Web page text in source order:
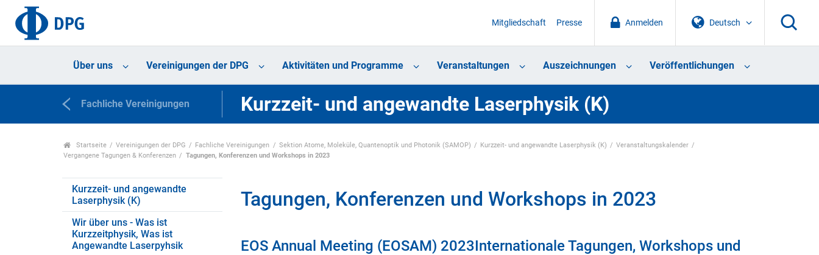
Deutsch
Anmelden
Mitgliedschaft Presse
Über uns Vereinigungen der DPG Aktivitäten und Programme Veranstaltungen Auszeichnungen Veröffentlichungen
Fachliche Vereinigungen Kurzzeit- und angewandte Laserphysik (K)
Startseite Vereinigungen der DPG Fachliche Vereinigungen Sektion Atome, Moleküle, Quantenoptik und Photonik (SAMOP) Kurzzeit- und angewandte Laserphysik (K)
Veranstaltungskalender
Vergangene Tagungen & Konferenzen
Tagungen, Konferenzen und Workshops in 2023
Kurzzeit- und angewandte
Laserphysik (K)
Wir über uns - Was ist
Kurzzeitphysik, Was ist
Angewandte Laserpyhsik
Tagungen, Konferenzen und Workshops in 2023
EOS Annual Meeting (EOSAM) 2023Internationale Tagungen, Workshops und